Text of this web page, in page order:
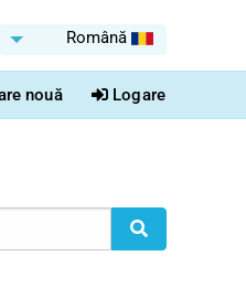
Română
nouă Logare